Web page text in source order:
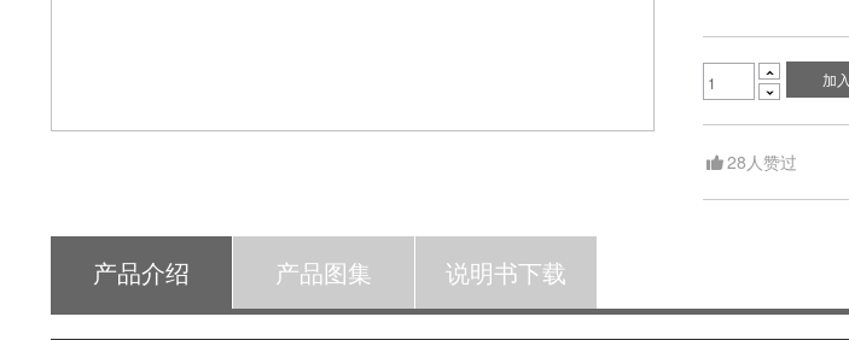


加
28 人赞过
产品介绍 产品图集 说明书下载